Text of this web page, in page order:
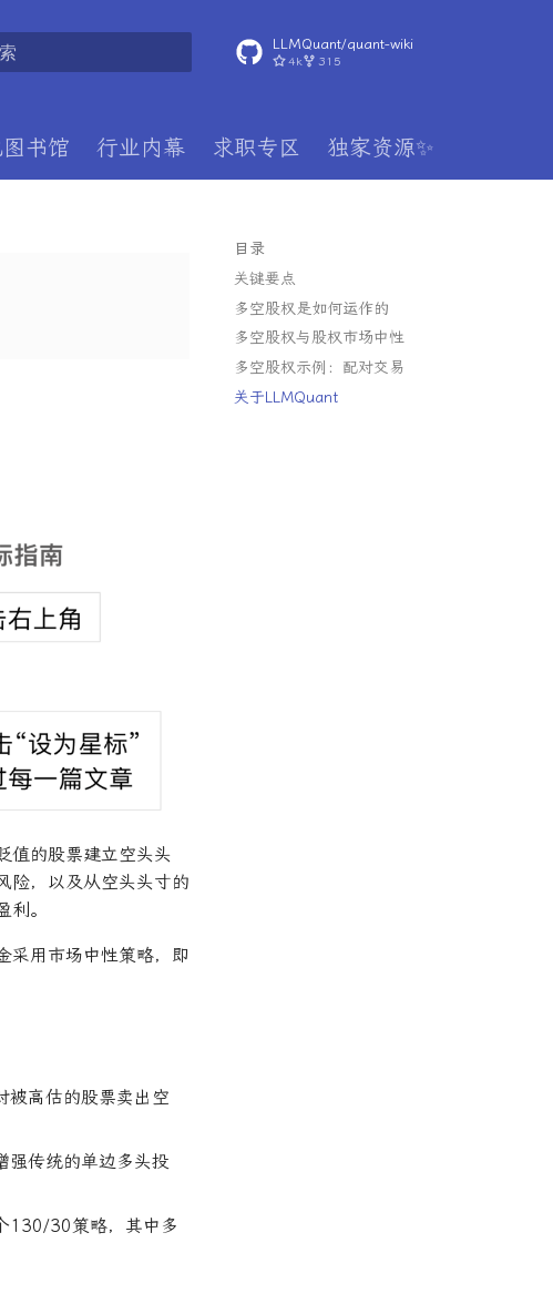
LLMQuant/quant-wiki
4k 315
书馆 行业内幕 求职专区 独家资源✨
目录
关键要点
多空股权是如何运作的
多空股权与股权市场中性
多空股权示例：配对交易
关于LLMQuant
值的股票建立空头头
险，以及从空头头寸的
。
采用市场中性策略，即
被高估的股票卖出空
强传统的单边多头投
130/30策略，其中多